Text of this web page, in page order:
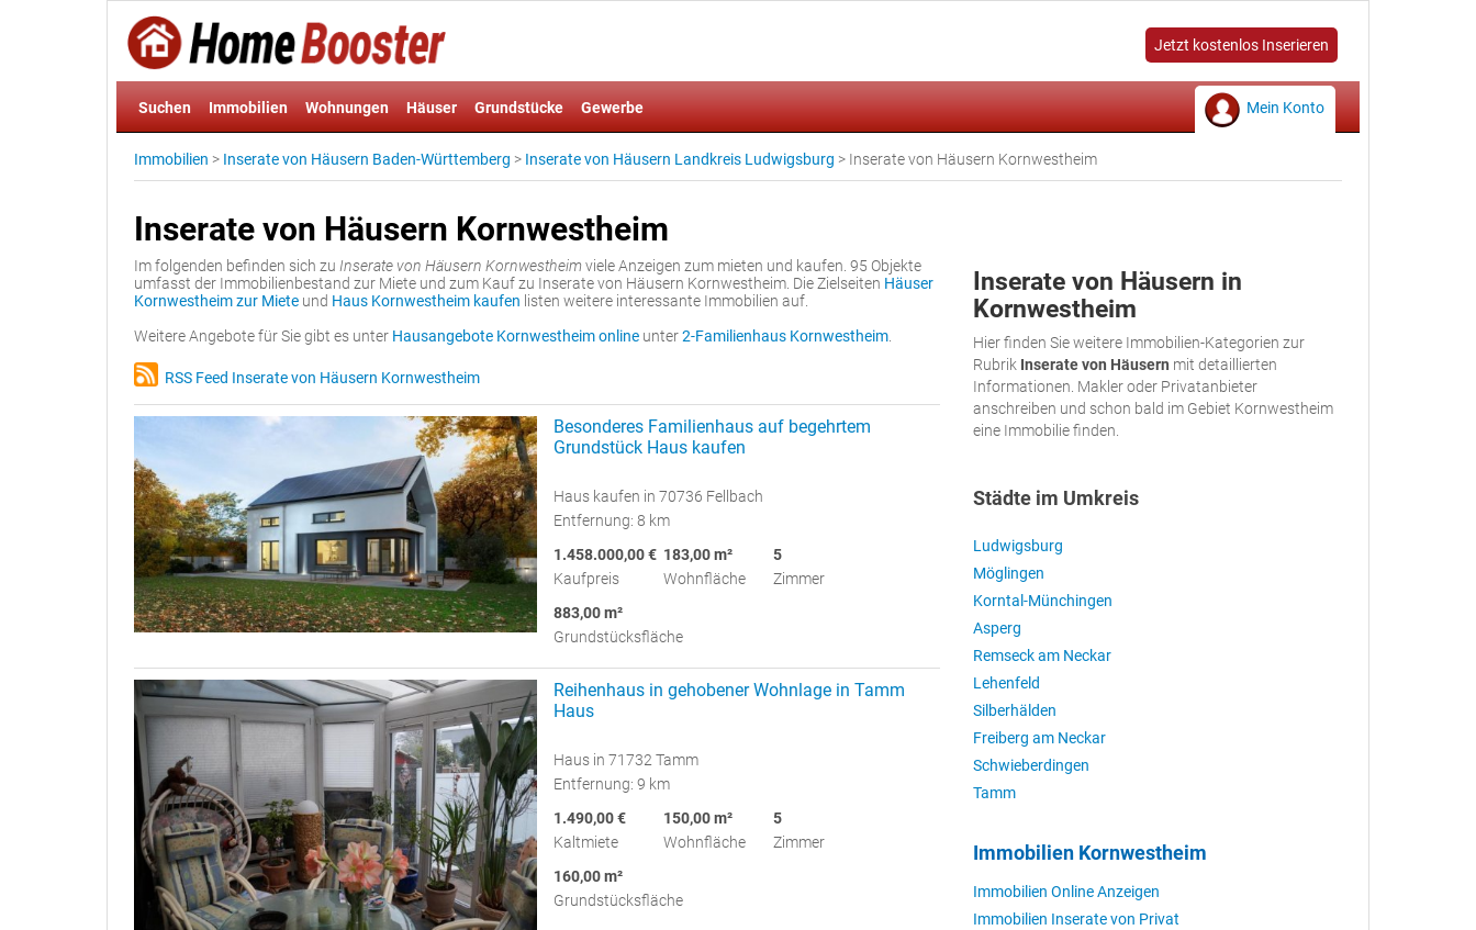
Jetzt kostenlos Inserieren
Suchen Immobilien Wohnungen Häuser Grundstücke Gewerbe Mein Konto
Immobilien > Inserate von Häusern Baden-Württemberg > Inserate von Häusern Landkreis Ludwigsburg > Inserate von Häusern Kornwestheim
Inserate von Häusern Kornwestheim
Im folgenden befinden sich zu Inserate von Häusern Kornwestheimviele Anzeigen zum mieten und kaufen. 95 Objekte
umfasst der Immobilienbestand zur Miete und zum Kauf zu Inserate von Häusern Kornwestheim. Die Zielseiten Häuser
Kornwestheim zur Miete und Haus Kornwestheim kaufen listen weitere interessante Immobilien auf.
Weitere Angebote für Sie gibt es unter Hausangebote Kornwestheim online unter2-Familienhaus Kornwestheim
RSS Feed Inserate von Häusern Kornwestheim
Besonderes Familienhaus auf begehrtem
Grundstück Haus kaufen
Haus kaufen in 70736 Fellbach
Entfernung: 8 km
1.458.000,00 €
Kaufpreis
183,00 m²
Wohnfläche
5
Zimmer
883,00 m²
Grundstücksfläche
Reihenhaus in gehobener Wohnlage in Tamm
Haus
Haus in 71732 Tamm
Entfernung: 9 km
1.490,00 €
Kaltmiete
150,00 m²
Wohnfläche
5
Zimmer
160,00 m²
Grundstücksfläche
Inserate von Häusern in
Kornwestheim
Hier finden Sie weitere Immobilien-Kategorien zur
Rubrik Inserate von Häusern mit detaillierten
Informationen. Makler oder Privatanbieter
anschreiben und schon bald im Gebiet Kornwestheim
eine Immobilie finden.
Städte im Umkreis
Ludwigsburg
Möglingen
Korntal-Münchingen
Asperg
Remseck am Neckar
Lehenfeld
Silberhälden
Freiberg am Neckar
Schwieberdingen
Tamm
Immobilien Kornwestheim
Immobilien Online Anzeigen
Immobilien Inserate von Privat